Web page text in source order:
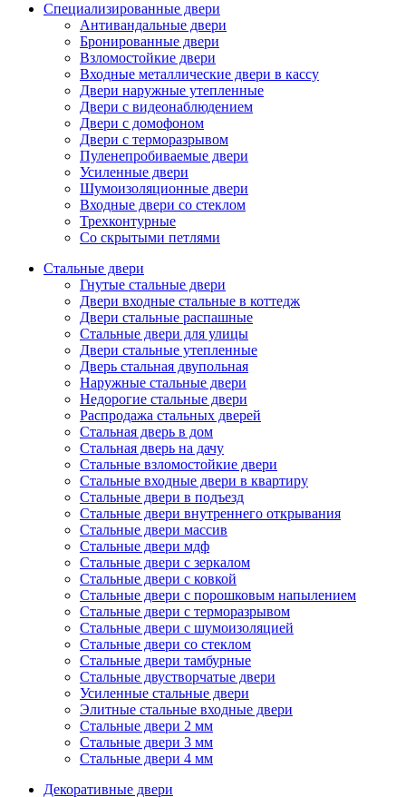
Специализированные двери
Антивандальные двери
Бронированные двери
Взломостойкие двери
Входные металлические двери в кассу
Двери наружные утепленные
Двери с видеонаблюдением
Двери с домофоном
Двери с терморазрывом
Пуленепробиваемые двери
Усиленные двери
Шумоизоляционные двери
Входные двери со стеклом
Трехконтурные
Со скрытыми петлями
Стальные двери
Гнутые стальные двери
Двери входные стальные в коттедж
Двери стальные распашные
Стальные двери для улицы
Двери стальные утепленные
Дверь стальная двупольная
Наружные стальные двери
Недорогие стальные двери
Распродажа стальных дверей
Стальная дверь в дом
Стальная дверь на дачу
Стальные взломостойкие двери
Стальные входные двери в квартиру
Стальные двери в подъезд
Стальные двери внутреннего открывания
Стальные двери массив
Стальные двери мдф
Стальные двери с зеркалом
Стальные двери с ковкой
Стальные двери с порошковым напылением
Стальные двери с терморазрывом
Стальные двери с шумоизоляцией
Стальные двери со стеклом
Стальные двери тамбурные
Стальные двустворчатые двери
Усиленные стальные двери
Элитные стальные входные двери
Стальные двери 2 мм
Стальные двери 3 мм
Стальные двери 4 мм
Декоративные двери